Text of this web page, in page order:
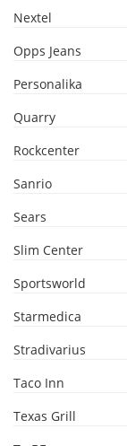
Nextel
Opps Jeans
Personalika
Quarry
Rockcenter
Sanrio
Sears
Slim Center
Sportsworld
Starmedica
Stradivarius
Taco Inn
Texas Grill